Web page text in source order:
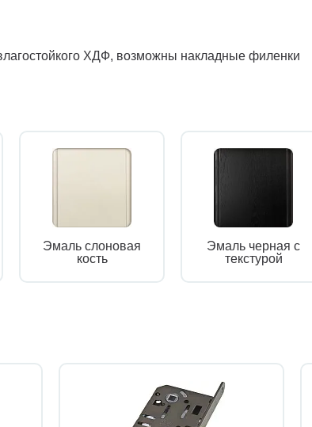
ХДФ, возможны накладные филенки
Эмаль слоновая
кость
Эмаль черная с
текстурой